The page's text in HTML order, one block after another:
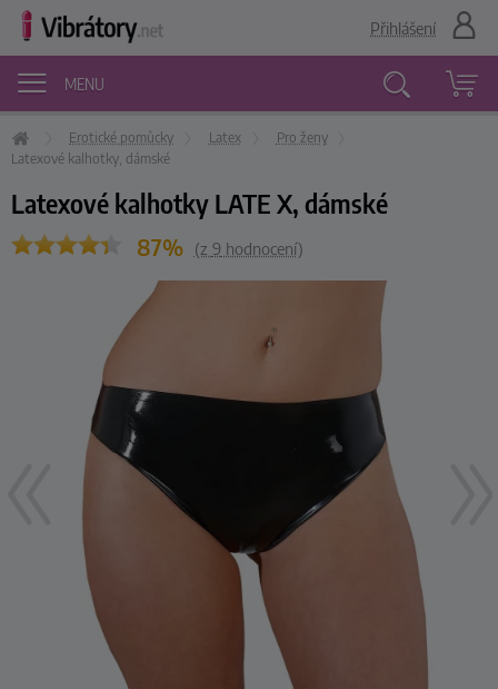
MENU
Přihlášení
Erotické pomůcky Latex
Pro ženy
Latexové kalhotky, dámské
Latexové kalhotky LATE X, dámské
87% (z 9 hodnocení)